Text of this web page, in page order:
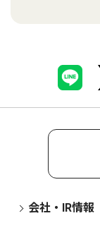
会社・IR情報